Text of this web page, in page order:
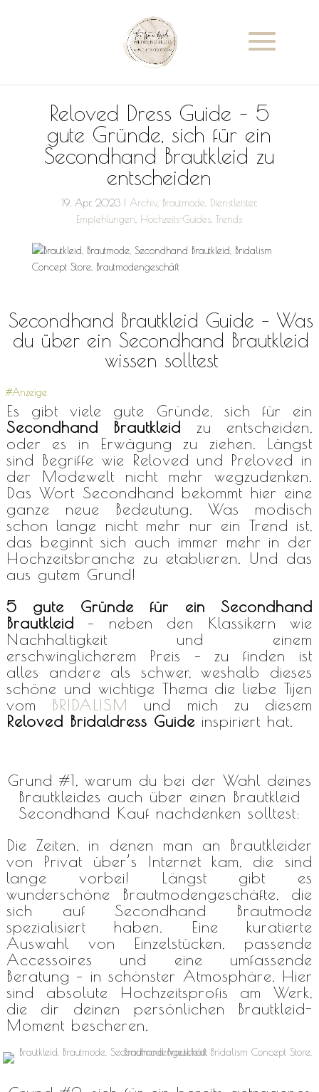
Reloved Dress Guide – 5
gute Gründe, sich für ein
Secondhand Brautkleid zu
entscheiden
19, Apr, 2023 Archiv, Brautmode Dienstleister,
Empfehlungen
Hochzeits-Guides ,Trends
Secondhand Brautkleid Guide – Was
du über ein Secondhand Brautkleid
wissen solltest
#Anzeige
Es gibt viele gute Gründe, sich für ein
Secondhand Brautkleid zu entscheiden,
oder es in Erwägung zu ziehen. Längst
sind Begriffe wie Reloved und Preloved in
der Modewelt nicht mehr wegzudenken.
Das Wort Secondhand bekommt hier eine
ganze neue Bedeutung. Was modisch
schon lange nicht mehr nur ein Trend ist,
das beginnt sich auch immer mehr in der
Hochzeitsbranche zu etablieren. Und das
aus gutem Grund!
5 gute Gründe für ein Secondhand
Brautkleid – neben den Klassikern wie
Nachhaltigkeit und einem
erschwinglicherem Preis – zu finden ist
alles andere als schwer, weshalb dieses
schöne und wichtige Thema die liebe Tijen
vom BRIDALISM
und mich zu diesem
Reloved Bridaldress Guide inspiriert hat.
Grund #1, warum du bei der Wahl deines
Brautkleides auch über einen Brautkleid
Secondhand Kauf nachdenken solltest:
Die Zeiten, in denen man an Brautkleider
von Privat über’s Internet kam, die sind
lange vorbei! Längst gibt es
wunderschöne Brautmodengeschäfte, die
sich auf Secondhand Brautmode
spezialisiert haben. Eine kuratierte
Auswahl von Einzelstücken, passende
Accessoires und eine umfassende
Beratung – in schönster Atmosphäre. Hier
sind absolute Hochzeitsprofis am Werk,
die dir deinen persönlichen Brautkleid-
Moment bescheren.